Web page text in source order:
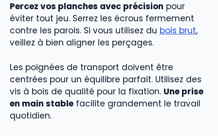
Percez vos planches avec précision pour
éviter tout jeu. Serrez les écrous fermement
contre les parois. Si vous utilisez du bois brut,
veillez à bien aligner les perçages.
Les poignées de transport doivent être
centrées pour un équilibre parfait. Utilisez des
vis à bois de qualité pour la fixation. Une prise
en main stable facilite grandement le travail
quotidien.